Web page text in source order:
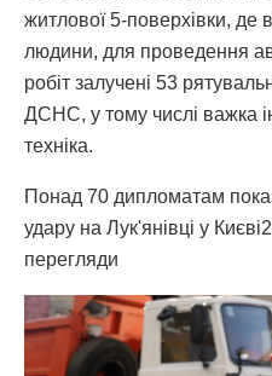
житлової 5-поверхівки, де
людини, для проведення
робіт залучені 53
ДСНС, у тому числі важка
техніка.
Понад 70 дипломатам
удару на Лук'янівці у
перегляди